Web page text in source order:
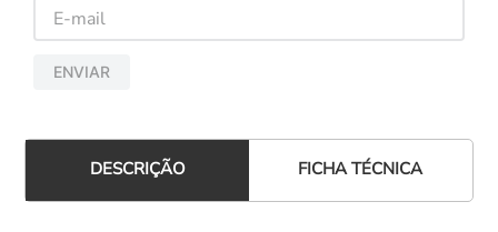
ENVIAR
DESCRIÇÃO FICHA TÉCNICA